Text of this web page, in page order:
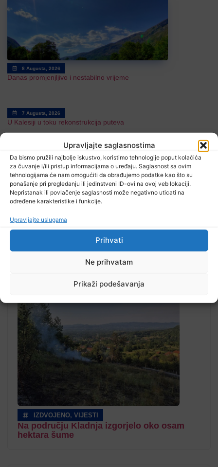
Upravljajte saglasnostima
Da bismo pružili najbolje iskustvo, koristimo tehnologije poput kolačića
za čuvanje i/ili pristup informacijama o uređaju. Saglasnost sa ovim
tehnologijama će nam omogućiti da obrađujemo podatke kao što su
ponašanje pri pregledanju ili jedinstveni ID-ovi na ovoj veb lokaciji.
Nepristanak ili povlačenje saglasnosti može negativno uticati na
određene karakteristike i funkcije.
Upravljajte uslugama
Prihvati
Ne prihvatam
Prikaži podešavanja
8 Augusta, 2026
Danas promjenjljivo i nestabilno vrijeme
7 Augusta, 2026
U Kalesiji u toku rekonstrukcija puteva
TV RASPORED
Pročitajte...
IZDVOJENO, VIJESTI
Na području Kladnja izgorjelo oko osam
hektara šume